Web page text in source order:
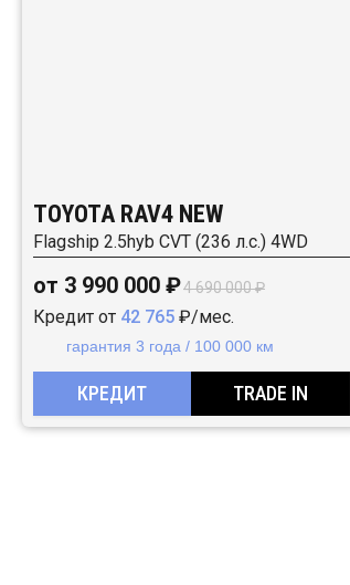
TOYOTA RAV4 NEW
Flagship 2.5hyb CVT (236 л.с.) 4WD
от 3 990 000 ₽4 690 000 ₽
Кредит от 42 765 ₽/мес.
гарантия 3 года / 100 000 км
КРЕДИТ TRADE IN